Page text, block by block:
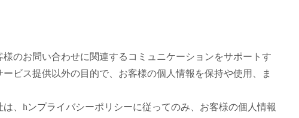
のお問い合わせに関連するコミュニケーションをサポートす
ビス提供以外の目的で、お客様の個人情報を保持や使用、ま
、hンプライバシーポリシーに従ってのみ、お客様の個人情報